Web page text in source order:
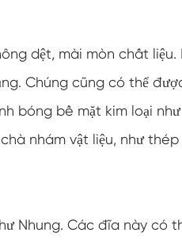
dệt, mài mòn chất
Chúng cũng có thể
bóng bề mặt kim loại
nhám vật liệu, như
Nhung. Các đĩa này có